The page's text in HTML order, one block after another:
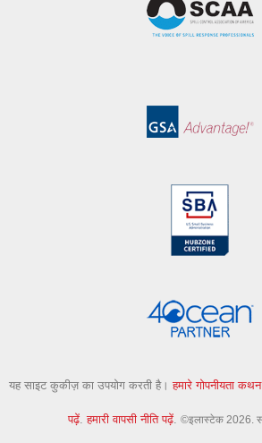
यह साइट कुकीज़ का उपयोग करती है।हमारे गोपनीयता
पढ़ें.हमारी वापसी नीति पढ़ें. ©इलास्टेक 2026.